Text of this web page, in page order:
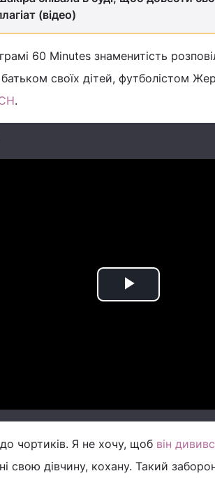
(відео)
60 Minutes знаменитість
своїх дітей, футболістом
.
Play
чортиків. Я не хочу, щоб він
свою дівчину, кохану. Такий